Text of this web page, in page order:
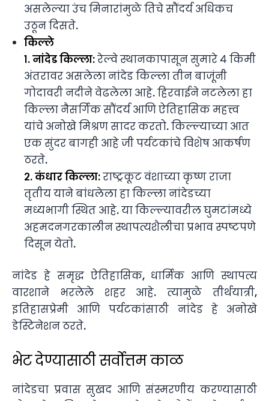
असलेल्या उंच मिनारांमुळे तिचे सौंदर्य अधिकच
उठून दिसते.
किल्ले
१. नांदेड किल्ला:रेल्वे स्थानकापासून सुमारे ४ किमी
अंतरावर असलेला नांदेड किल्ला तीन बाजूंनी
गोदावरी नदीने वेढलेला आहे. हिरवाईने नटलेला हा
किल्ला नैसर्गिक सौंदर्य आणि ऐतिहासिक महत्त्व
यांचे अनोखे मिश्रण सादर करतो. किल्ल्याच्या आत
एक सुंदर बागही आहे जी पर्यटकांचे विशेष आकर्षण
ठरते.
२. कंधार किल्ला:राष्ट्रकूट वंशाच्या कृष्ण राजा
तृतीय याने बांधलेला हा किल्ला नांदेडच्या
मध्यभागी स्थित आहे. या किल्ल्यावरील घुमटांमध्ये
अहमदनगरकालीन स्थापत्यशैलीचा प्रभाव स्पष्टपणे
दिसून येतो.
नांदेड हे समृद्ध ऐतिहासिक, धार्मिक आणि स्थापत्य
वारशाने भरलेले शहर आहे. त्यामुळे तीर्थयात्री,
इतिहासप्रेमी आणि पर्यटकांसाठी नांदेड हे अनोखे
डेस्टिनेशन ठरते.
भेट देण्यासाठी सर्वोत्तम काळ
नांदेडचा प्रवास सुखद आणि संस्मरणीय करण्यासाठी